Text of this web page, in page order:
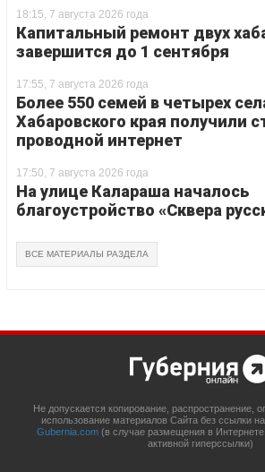
18:15, 7 августа 2026 года
Капитальный ремонт двух
завершится до 1 сентября
17:55, 7 августа 2026 года
Более 550 семей в четырех
Хабаровского края получили
проводной интернет
17:50, 7 августа 2026 года
На улице Калараша началось
благоустройство «Сквера
ВСЕ МАТЕРИАЛЫ РАЗДЕЛА
Не допускается копирование, распространение,
использование материалов Сайта без ссылки
Gubernia.com (в случае размещения в
активной гиперссылки)